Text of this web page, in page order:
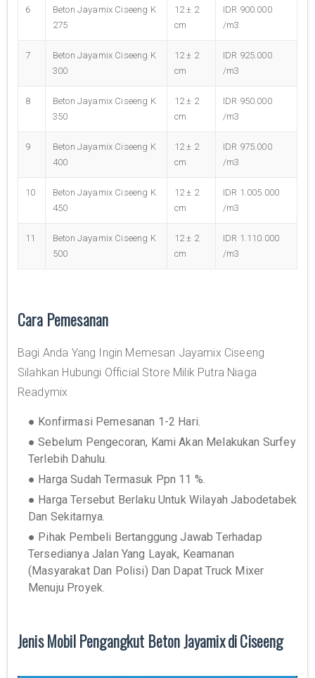
6
Beton Jayamix Ciseeng K
275
12 ± 2
cm
IDR 900.000
/m3
7
Beton Jayamix Ciseeng K
300
12 ± 2
cm
IDR 925.000
/m3
8
Beton Jayamix Ciseeng K
350
12 ± 2
cm
IDR 950.000
/m3
9
Beton Jayamix Ciseeng K
400
12 ± 2
cm
IDR 975.000
/m3
10
Beton Jayamix Ciseeng K
450
12 ± 2
cm
IDR 1.005.000
/m3
11
Beton Jayamix Ciseeng K
500
12 ± 2
cm
IDR 1.110.000
/m3
Cara Pemesanan
Bagi Anda Yang Ingin Memesan Jayamix Ciseeng
Silahkan Hubungi Official Store Milik Putra Niaga
Readymix
● Konfirmasi Pemesanan 1-2 Hari.
● Sebelum Pengecoran, Kami Akan Melakukan Surfey
Terlebih Dahulu.
● Harga Sudah Termasuk Ppn 11 %.
● Harga Tersebut Berlaku Untuk Wilayah Jabodetabek
Dan Sekitarnya.
● Pihak Pembeli Bertanggung Jawab Terhadap
Tersedianya Jalan Yang Layak, Keamanan
(Masyarakat Dan Polisi) Dan Dapat Truck Mixer
Menuju Proyek.
Jenis Mobil Pengangkut Beton Jayamix di Ciseeng